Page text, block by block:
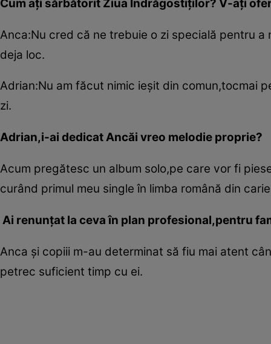
Cum aţi sărbătorit Ziua Îndrăgostiţilor? V-aţi
Anca:Nu cred că ne trebuie o zi specială pentru
deja loc.
Adrian:Nu am făcut nimic ieşit din comun,tocmai
zi.
Adrian,i-ai dedicat Ancăi vreo melodie proprie?
Acum pregătesc un album solo,pe care vor fi
curând primul meu single în limba română din
Ai renunţat la ceva în plan profesional,pentru
Anca şi copiii m-au determinat să fiu mai atent
petrec suficient timp cu ei.